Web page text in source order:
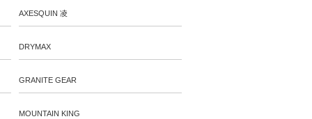
AXESQUIN 凌
DRYMAX
GRANITE GEAR
MOUNTAIN KING